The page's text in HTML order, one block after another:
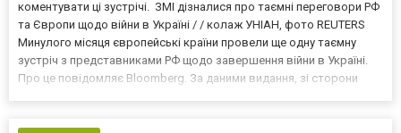
коментувати ці зустрічі. ЗМІ дізналися про таємні переговори РФ
та Європи щодо війни в Україні / / колаж УНІАН, фото REUTERS
Минулого місяця європейські країни провели ще одну таємну
зустріч з представниками РФ щодо завершення війни в Україні.
Про це повідомляє Bloomberg. За даними видання, зі сторони